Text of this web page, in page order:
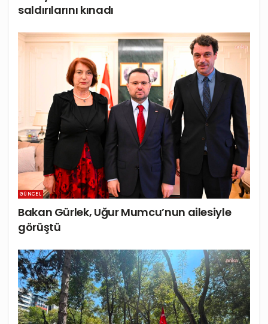
saldırılarını kınadı
GÜNCEL
Bakan Gürlek, Uğur Mumcu’nun ailesiyle
görüştü